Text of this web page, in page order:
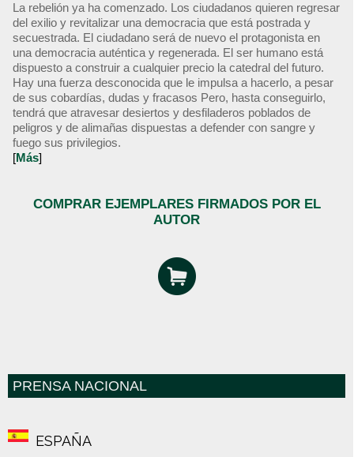
La rebelión ya ha comenzado. Los ciudadanos quieren regresar
del exilio y revitalizar una democracia que está postrada y
secuestrada. El ciudadano será de nuevo el protagonista en
una democracia auténtica y regenerada. El ser humano está
dispuesto a construir a cualquier precio la catedral del futuro.
Hay una fuerza desconocida que le impulsa a hacerlo, a pesar
de sus cobardías, dudas y fracasos Pero, hasta conseguirlo,
tendrá que atravesar desiertos y desfiladeros poblados de
peligros y de alimañas dispuestas a defender con sangre y
fuego sus privilegios.
[Más]
COMPRAR EJEMPLARES FIRMADOS POR EL
AUTOR
PRENSA NACIONAL
ESPAÑA